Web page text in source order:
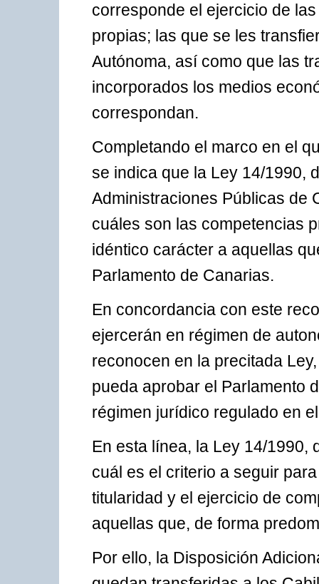
corresponde el ejercicio de
propias; las que se les
Autónoma, así como que las
incorporados los medios
correspondan.
Completando el marco en el
se indica que la Ley 14/1990,
Administraciones Públicas de
cuáles son las competencias
idéntico carácter a aquellas
Parlamento de Canarias.
En concordancia con este
ejercerán en régimen de
reconocen en la precitada
pueda aprobar el Parlamento
régimen jurídico regulado en
En esta línea, la Ley 14/1990,
cuál es el criterio a seguir
titularidad y el ejercicio de
aquellas que, de forma
Por ello, la Disposición